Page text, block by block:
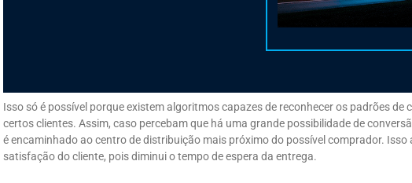
Isso só é possível porque existem algoritmos capazes de reconhecer os padrões de
certos clientes. Assim, caso percebam que há uma grande possibilidade de
é encaminhado ao centro de distribuição mais próximo do possível comprador. Isso
satisfação do cliente, pois diminui o tempo de espera da entrega.